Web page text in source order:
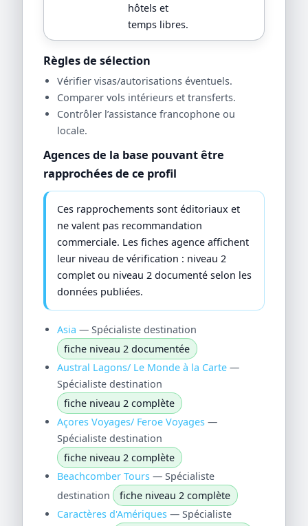
hôtels et
temps libres.
Règles de sélection
Vérifier visas/autorisations éventuels.
Comparer vols intérieurs et transferts.
Contrôler l’assistance francophone ou
locale.
Agences de la base pouvant être
rapprochées de ce profil
Ces rapprochements sont éditoriaux et
ne valent pas recommandation
commerciale. Les fiches agence affichent
leur niveau de vérification : niveau 2
complet ou niveau 2 documenté selon les
données publiées.
Asia — Spécialiste destination
fiche niveau 2 documentée
Austral Lagons/ Le Monde à la Carte—
Spécialiste destination
fiche niveau 2 complète
Açores Voyages/ Feroe Voyages—
Spécialiste destination
fiche niveau 2 complète
Beachcomber Tours— Spécialiste
destination
fiche niveau 2 complète
Caractères d'Amériques— Spécialiste